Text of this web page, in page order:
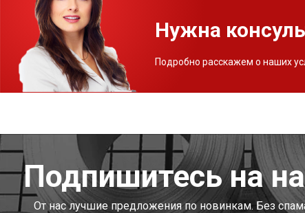
Нужна
Подробно расскажем о наших
Подпишитесь на
От нас лучшие предложения по новинкам. Без